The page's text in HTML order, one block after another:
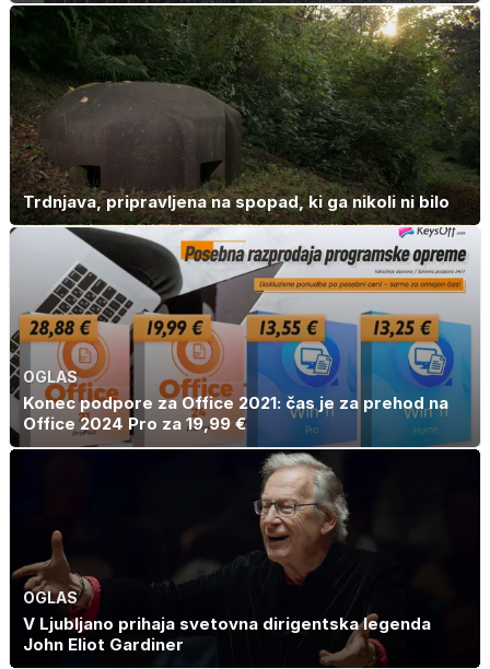
Trdnjava, pripravljena na spopad, ki ga nikoli ni bilo
OGLAS
Konec podpore za Office 2021: čas je za prehod na
Office 2024 Pro za 19,99 €
OGLAS
V Ljubljano prihaja svetovna dirigentska legenda
John Eliot Gardiner